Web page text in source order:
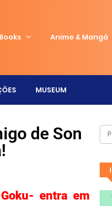
Books Anime & Mangá
MUSEUM
de Son
entra em